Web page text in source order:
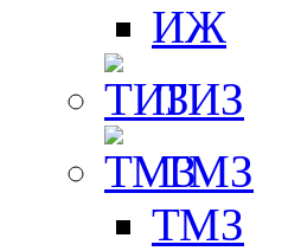
ИЖ
ТИЗ
ТМЗ
ТМЗ